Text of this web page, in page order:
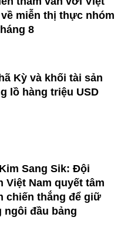
về miễn thị thực nhóm
8
Kỳ và khối tài sản
lồ hàng triệu USD
Sang Sik: Đội
Việt Nam quyết tâm
chiến thắng để giữ
ngôi đầu bảng